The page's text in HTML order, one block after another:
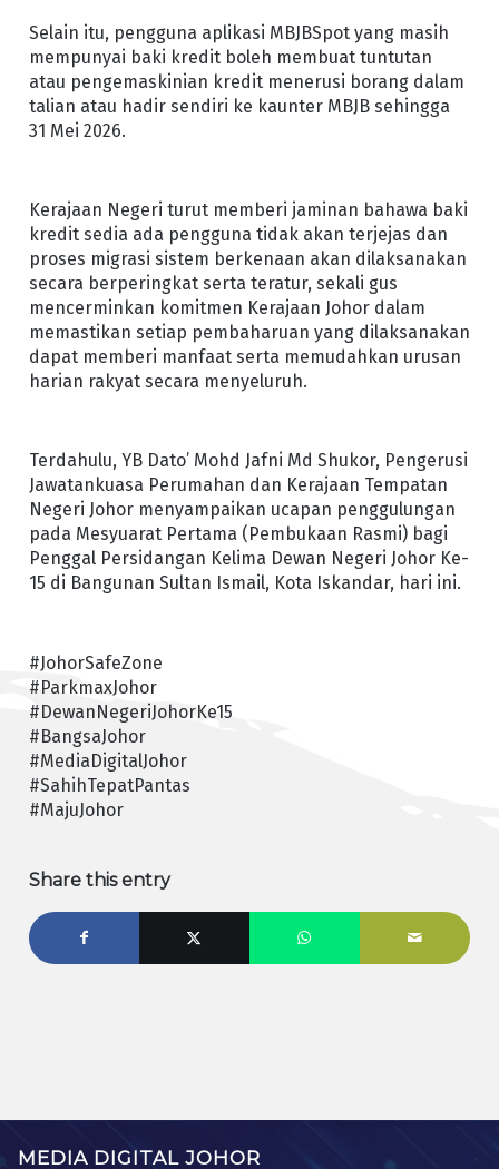
Selain itu, pengguna aplikasi MBJBSpot yang masih
mempunyai baki kredit boleh membuat tuntutan
atau pengemaskinian kredit menerusi borang dalam
talian atau hadir sendiri ke kaunter MBJB sehingga
31 Mei 2026.
Kerajaan Negeri turut memberi jaminan bahawa baki
kredit sedia ada pengguna tidak akan terjejas dan
proses migrasi sistem berkenaan akan dilaksanakan
secara berperingkat serta teratur, sekali gus
mencerminkan komitmen Kerajaan Johor dalam
memastikan setiap pembaharuan yang dilaksanakan
dapat memberi manfaat serta memudahkan urusan
harian rakyat secara menyeluruh.
Terdahulu, YB Dato’ Mohd Jafni Md Shukor, Pengerusi
Jawatankuasa Perumahan dan Kerajaan Tempatan
Negeri Johor menyampaikan ucapan penggulungan
pada Mesyuarat Pertama (Pembukaan Rasmi) bagi
Penggal Persidangan Kelima Dewan Negeri Johor Ke-
15 di Bangunan Sultan Ismail, Kota Iskandar, hari ini.
#JohorSafeZone
#ParkmaxJohor
#DewanNegeriJohorKe15
#BangsaJohor
#MediaDigitalJohor
#SahihTepatPantas
#MajuJohor
Share this entry
MEDIA DIGITAL JOHOR